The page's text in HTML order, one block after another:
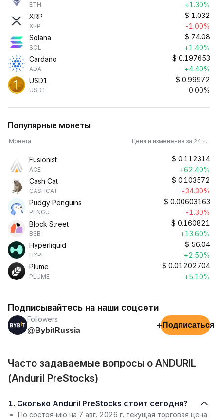
ETH
+1.30%
XRP
XRP
$ 1.032
-1.00%
Solana
SOL
$ 74.08
+1.40%
Cardano
ADA
$ 0.197653
+4.40%
USD1
USD1
$ 0.99972
0.00%
Популярные монеты
Монета Цена и изменение за 24 ч.
Fusionist
ACE
$ 0.112314
+62.40%
Cash Cat
CASHCAT
$ 0.103572
-34.30%
Pudgy Penguins
PENGU
$ 0.00603163
-1.30%
Block Street
BSB
$ 0.160821
+13.60%
Hyperliquid
HYPE
$ 56.04
+2.50%
Plume
PLUME
$ 0.01202704
+5.10%
Подписывайтесь на наши соцсети
Followers
@BybitRussia
+ Подписаться
Часто задаваемые вопросы о ANDURIL
(Anduril PreStocks)
1. Сколько Anduril PreStocks стоит сегодня?
По состоянию на 7 авг. 2026 г. текущая торговая цена